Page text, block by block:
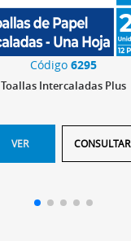
Código 6295
Toallas Intercaladas Plus
VER CONSULTAR